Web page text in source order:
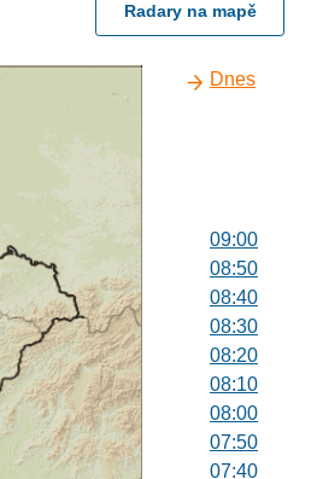
Radary na mapě
Dnes
09:00
08:50
08:40
08:30
08:20
08:10
08:00
07:50
07:40